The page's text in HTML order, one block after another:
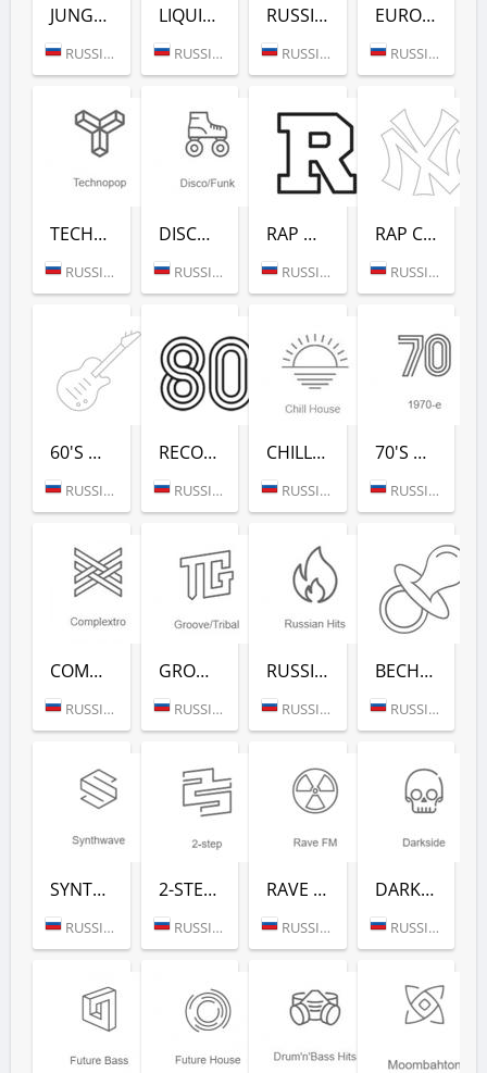
JUNGLE (РАДИО РЕКОРД)
RUSSIA (MOSCOW)
LIQUID FUNK (РАДИО РЕКОРД)
RUSSIA (MOSCOW)
RUSSIAN GOLD (РАДИО РЕКОРД)
RUSSIA (MOSCOW)
EURODANCE (РАДИО РЕКОРД)
RUSSIA (MOSCOW)
TECHNOPOP (РАДИО РЕКОРД)
RUSSIA (MOSCOW)
DISCO/FUNK (РАДИО РЕКОРД)
RUSSIA (MOSCOW)
RAP HITS (РАДИО РЕКОРД)
RUSSIA (MOSCOW)
RAP CLASSICS (РАДИО РЕКОРД)
RUSSIA (MOSCOW)
60'S DANCE (РАДИО РЕКОРД)
RUSSIA (MOSCOW)
RECORD 80-Х (РАДИО РЕКОРД)
RUSSIA (MOSCOW)
CHILL HOUSE (РАДИО РЕКОРД)
RUSSIA (MOSCOW)
70'S DANCE (РАДИО РЕКОРД)
RUSSIA (MOSCOW)
COMPLEXTRO (РАДИО РЕКОРД)
RUSSIA (MOSCOW)
GROOVE/TRIBAL (РАДИО РЕКОРД)
RUSSIA (MOSCOW)
RUSSIAN HITS (РАДИО РЕКОРД)
RUSSIA (MOSCOW)
ВЕСНУШКА FM (РАДИО РЕКОРД)
RUSSIA (MOSCOW)
SYNTHWAVE (РАДИО РЕКОРД)
RUSSIA (MOSCOW)
2-STEP (РАДИО РЕКОРД)
RUSSIA (MOSCOW)
RAVE FM (РАДИО РЕКОРД)
RUSSIA (MOSCOW)
DARKSIDE (РАДИО РЕКОРД)
RUSSIA (MOSCOW)